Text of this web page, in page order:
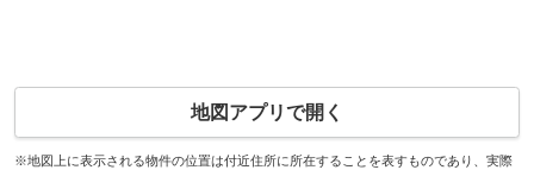
地図アプリで開く
※地図上に表示される物件の位置は付近住所に所在することを表すものであり、実際